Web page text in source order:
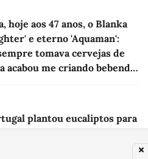
hoje aos 47 anos, o Blanka
e eterno 'Aquaman':
tomava cervejas de
acabou me criando bebendo
plantou eucaliptos para
solos. Sem saber,